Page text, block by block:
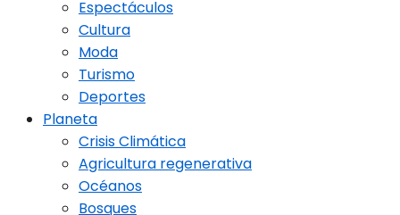
Espectáculos
Cultura
Moda
Turismo
Deportes
Planeta
Crisis Climática
Agricultura regenerativa
Océanos
Bosques